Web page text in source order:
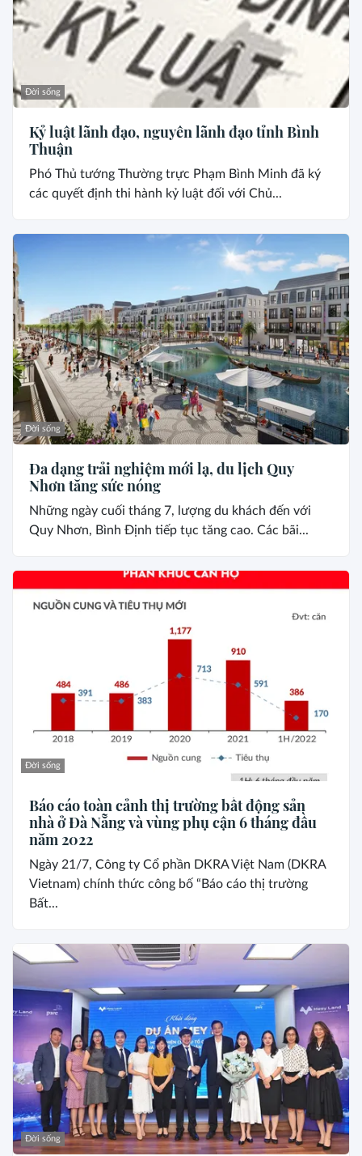
Đời sống
Kỷ luật lãnh đạo, nguyên lãnh đạo tỉnh Bình
Thuận
Phó Thủ tướng Thường trực Phạm Bình Minh đã ký
các quyết định thi hành kỷ luật đối với Chủ...
Đời sống
Đa dạng trải nghiệm mới lạ, du lịch Quy
Nhơn tăng sức nóng
Những ngày cuối tháng 7, lượng du khách đến với
Quy Nhơn, Bình Định tiếp tục tăng cao. Các bãi...
Đời sống
Báo cáo toàn cảnh thị trường bất động sản
nhà ở Đà Nẵng và vùng phụ cận 6 tháng đầu
năm 2022
Ngày 21/7, Công ty Cổ phần DKRA Việt Nam (DKRA
Vietnam) chính thức công bố “Báo cáo thị trường
Bất...
Đời sống